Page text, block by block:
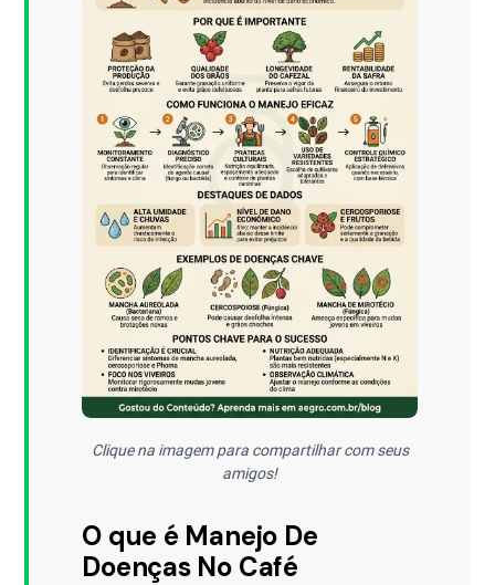
Clique na imagem para compartilhar com seus
amigos!
O que é Manejo De
Doenças No Café